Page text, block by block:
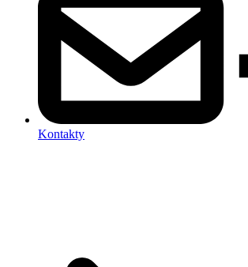
Kontakty